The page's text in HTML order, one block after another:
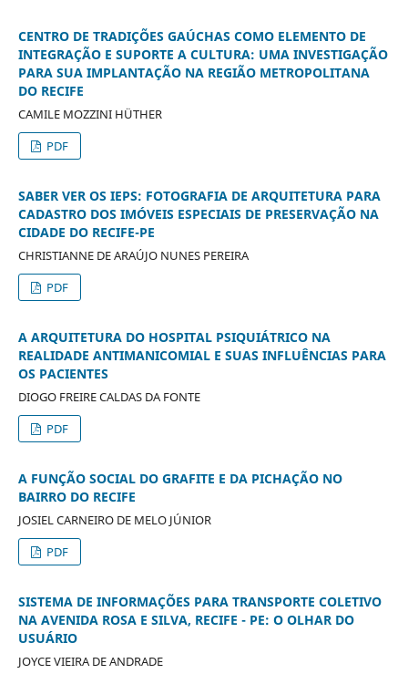
CENTRO DE TRADIÇÕES GAÚCHAS COMO ELEMENTO DE
INTEGRAÇÃO E SUPORTE A CULTURA: UMA INVESTIGAÇÃO
PARA SUA IMPLANTAÇÃO NA REGIÃO METROPOLITANA
DO RECIFE
CAMILE MOZZINI HÜTHER
PDF
SABER VER OS IEPS: FOTOGRAFIA DE ARQUITETURA PARA
CADASTRO DOS IMÓVEIS ESPECIAIS DE PRESERVAÇÃO NA
CIDADE DO RECIFE-PE
CHRISTIANNE DE ARAÚJO NUNES PEREIRA
PDF
A ARQUITETURA DO HOSPITAL PSIQUIÁTRICO NA
REALIDADE ANTIMANICOMIAL E SUAS INFLUÊNCIAS PARA
OS PACIENTES
DIOGO FREIRE CALDAS DA FONTE
PDF
A FUNÇÃO SOCIAL DO GRAFITE E DA PICHAÇÃO NO
BAIRRO DO RECIFE
JOSIEL CARNEIRO DE MELO JÚNIOR
PDF
SISTEMA DE INFORMAÇÕES PARA TRANSPORTE COLETIVO
NA AVENIDA ROSA E SILVA, RECIFE - PE: O OLHAR DO
USUÁRIO
JOYCE VIEIRA DE ANDRADE